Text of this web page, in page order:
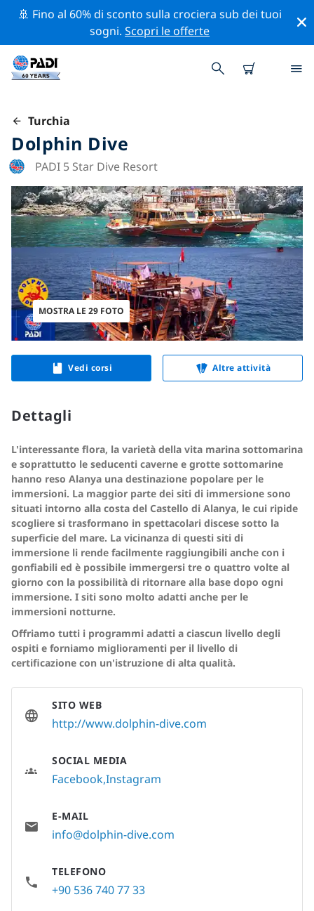
🚢 Fino al 60% di sconto sulla crociera sub dei tuoi
sogni.Scopri le offerte
Turchia
Dolphin Dive
PADI 5 Star Dive Resort
MOSTRA LE 29 FOTO
Vedi corsi Altre attività
Dettagli
L'interessante flora, la varietà della vita marina sottomarina
e soprattutto le seducenti caverne e grotte sottomarine
hanno reso Alanya una destinazione popolare per le
immersioni. La maggior parte dei siti di immersione sono
situati intorno alla costa del Castello di Alanya, le cui ripide
scogliere si trasformano in spettacolari discese sotto la
superficie del mare. La vicinanza di questi siti di
immersione li rende facilmente raggiungibili anche con i
gonfiabili ed è possibile immergersi tre o quattro volte al
giorno con la possibilità di ritornare alla base dopo ogni
immersione. I siti sono molto adatti anche per le
immersioni notturne.
Offriamo tutti i programmi adatti a ciascun livello degli
ospiti e forniamo miglioramenti per il livello di
certificazione con un'istruzione di alta qualità.
SITO WEB
http://www.dolphin-dive.com
SOCIAL MEDIA
FacebookInstagram
E-MAIL
info@dolphin-dive.com
TELEFONO
+90 536 740 77 33